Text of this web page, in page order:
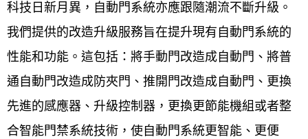
科技日新月異，自動門系統亦應跟隨潮流不斷升級。
我們提供的改造升級服務旨在提升現有自動門系統的
性能和功能。這包括：將手動門改造成自動門、將普
通自動門改造成防夾門、推開門改造成自動門、更換
先進的感應器、升級控制器，更換更節能機組或者整
合智能門禁系統技術，使自動門系統更智能、更便